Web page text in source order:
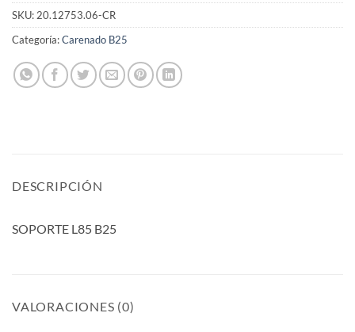
SKU: 20.12753.06-CR
Categoría:Carenado B25
DESCRIPCIÓN
SOPORTE L85 B25
VALORACIONES (0)